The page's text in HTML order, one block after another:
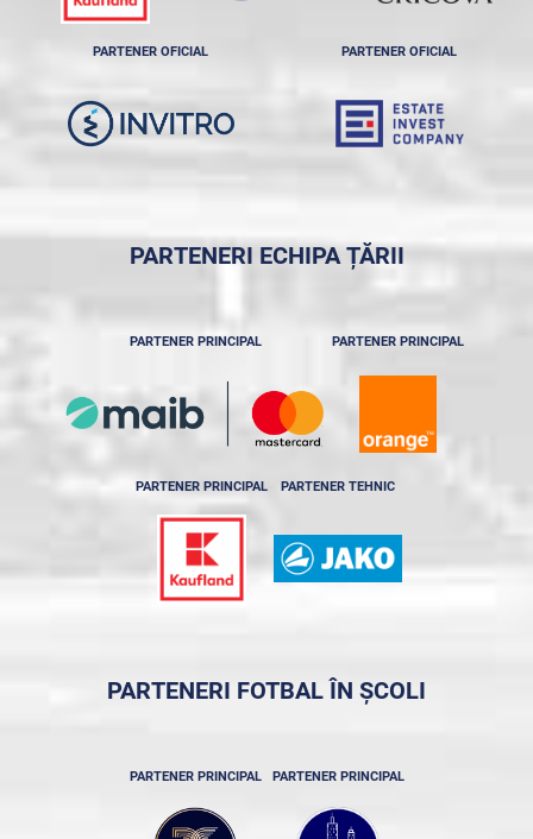
PARTENER OFICIAL PARTENER OFICIAL
PARTENERI ECHIPA ȚĂRII
PARTENER PRINCIPAL PARTENER PRINCIPAL
PARTENER PRINCIPAL PARTENER TEHNIC
PARTENERI FOTBAL ÎN ȘCOLI
PARTENER PRINCIPAL PARTENER PRINCIPAL